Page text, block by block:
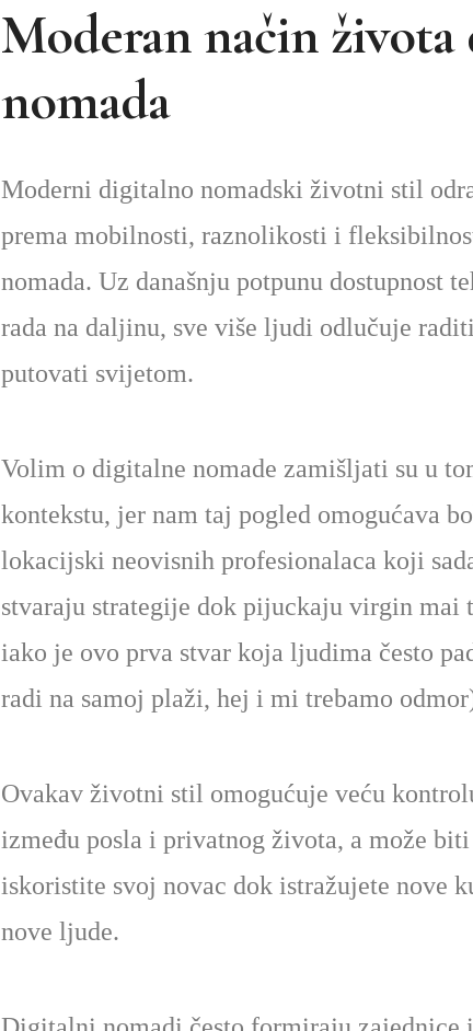
Moderan način
nomada
Moderni digitalno nomadski životni stil
prema mobilnosti, raznolikosti i
nomada. Uz današnju potpunu dostupnost
rada na daljinu, sve više ljudi odlučuje
putovati svijetom.
Volim o digitalne nomade zamišljati su u
kontekstu, jer nam taj pogled omogućava
lokacijski neovisnih profesionalaca koji
stvaraju strategije dok pijuckaju virgin mai
iako je ovo prva stvar koja ljudima često
radi na samoj plaži, hej i mi trebamo
Ovakav životni stil omogućuje veću
između posla i privatnog života, a može
iskoristite svoj novac dok istražujete nove
nove ljude.